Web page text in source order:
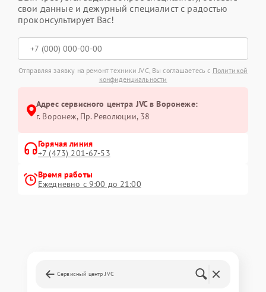
свои данные и дежурный специалист с радостью
проконсультирует Вас!
Отправляя заявку на ремонт техники JVC, Вы соглашаетесь с Политикой
конфиденциальности
Адрес сервисного центра JVC в Воронеже:
г. Воронеж, Пр. Революции, 38
Горячая линия
+7 (473) 201-67-53
Время работы
Ежедневно с 9:00 до 21:00
Сервисный центр JVC